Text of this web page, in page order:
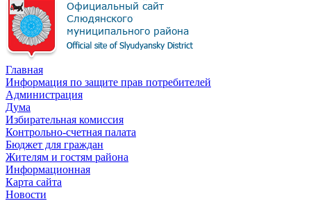
Главная
Информация по защите прав потребителей
Администрация
Дума
Избирательная комиссия
Контрольно-счетная палата
Бюджет для граждан
Жителям и гостям района
Информационная
Карта сайта
Новости